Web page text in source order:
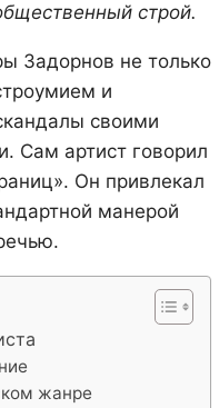
строй.
Задорнов не только
и
своими
Сам артист говорил
Он привлекал
манерой
жанре